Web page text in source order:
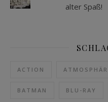
alter Spaß!
ACTION
BATMAN BLU-RAY